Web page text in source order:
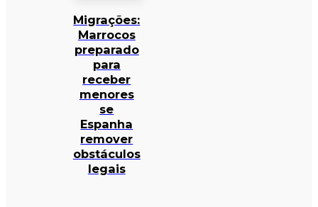
Migrações:
Marrocos
preparado
para
receber
menores
se
Espanha
remover
obstáculos
legais